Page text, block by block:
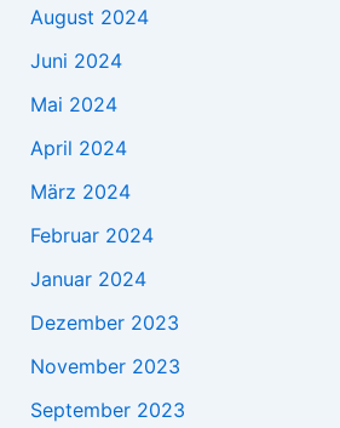
August 2024
Juni 2024
Mai 2024
April 2024
März 2024
Februar 2024
Januar 2024
Dezember 2023
November 2023
September 2023